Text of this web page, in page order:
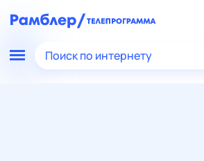
Поиск по интернету